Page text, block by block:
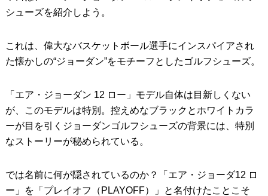
シューズを紹介しよう。
これは、偉大なバスケットボール選手にインスパイアされ
た懐かしの“ジョーダン”をモチーフとしたゴルフシューズ。
「エア・ジョーダン 12 ロー」モデル自体は目新しくない
が、このモデルは特別。控えめなブラックとホワイトカラ
ーが目を引くジョーダンゴルフシューズの背景には、特別
なストーリーが秘められている。
では名前に何が隠されているのか？「エア・ジョーダ12 ロ
ー」を「プレイオフ（PLAYOFF）」と名付けたことこそ
Our Mission 私たちの使命
ABOUT US MyGolfSpyJapanとは？